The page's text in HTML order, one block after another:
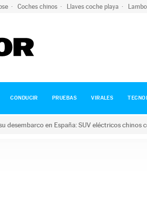
Coches chinos Llaves coche playa
CONDUCIR PRUEBAS VIRALES
desembarco en España: SUV eléctricos chinos